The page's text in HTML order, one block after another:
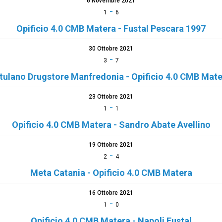
1
- 6
Opificio 4.0 CMB Matera - Fustal Pescara 1997
30 Ottobre 2021
3 - 7
Drugstore Manfredonia - Opificio 4.0 CMB
23 Ottobre 2021
1
- 1
Opificio 4.0 CMB Matera - Sandro Abate Avellino
19 Ottobre 2021
2- 4
Meta Catania - Opificio 4.0 CMB Matera
16 Ottobre 2021
1
- 0